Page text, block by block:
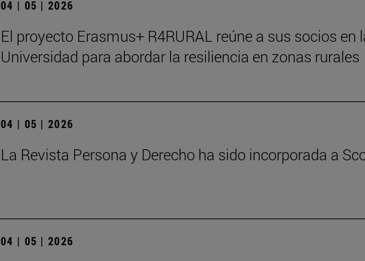
04 | 05 | 2026
El proyecto Erasmus+ R4RURAL reúne a sus socios en
Universidad para abordar la resiliencia en zonas rurales
04 | 05 | 2026
La Revista Persona y Derecho ha sido incorporada a
04 | 05 | 2026